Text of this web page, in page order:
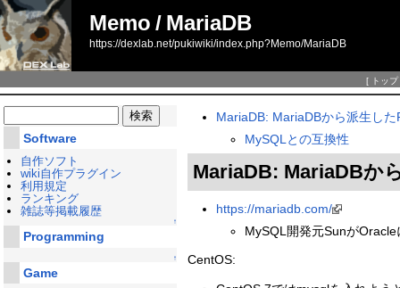
Memo / MariaDB
https://dexlab.net/pukiwiki/index.php?Memo/MariaDB
[ トップ
MariaDB: MariaDBから派生した
MySQLとの互換性
MariaDB: MariaDBか
https://mariadb.com/
MySQL開発元Sunが
CentOS:
Software
自作ソフト
wiki自作プラグイン
利用規定
ランキング
雑誌等掲載履歴
↑
Programming
↑
Game